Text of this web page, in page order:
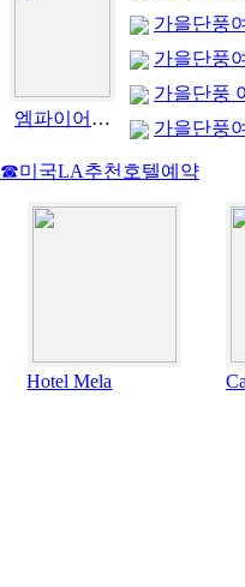
엠파이어 스테이트 빌딩 (The Empire State Building) -NY
가을단풍
가을단풍
가을단풍
가을단풍
☎미국LA추천호텔예약
Hotel Mela